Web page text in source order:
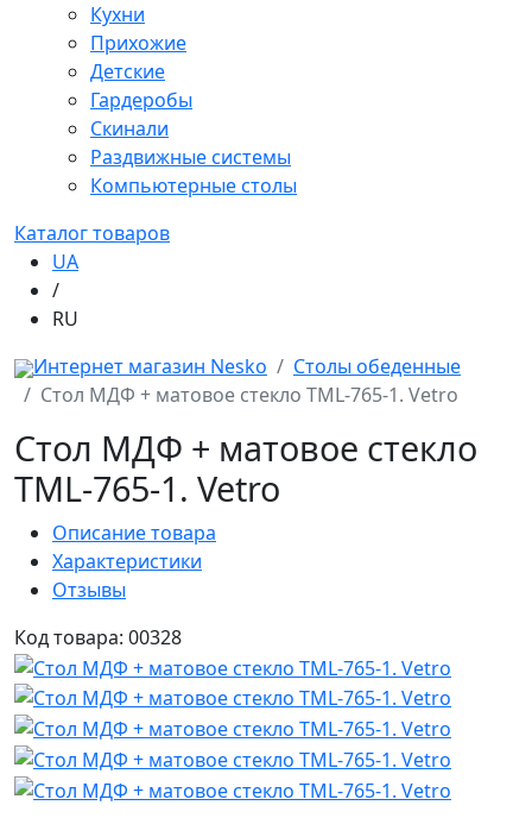
Кухни
Прихожие
Детские
Гардеробы
Скинали
Раздвижные системы
Компьютерные столы
Каталог товаров
UA
/
RU
Интернет магазин Nesko
Столы обеденные
Стол МДФ + матовое стекло TML-765-1. Vetro
Стол МДФ + матовое стекло
TML-765-1. Vetro
Описание товара
Характеристики
Отзывы
Код товара: 00328